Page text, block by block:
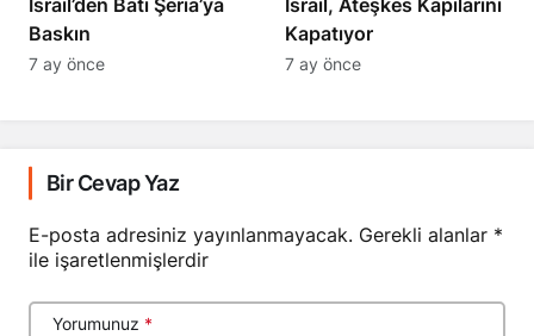
Baskın
7 ay önce
İsrail, Ateşkes Kapılarını
Kapatıyor
7 ay önce
Bir Cevap Yaz
E-posta adresiniz yayınlanmayacak. Gerekli alanlar *
ile işaretlenmişlerdir
Yorumunuz *